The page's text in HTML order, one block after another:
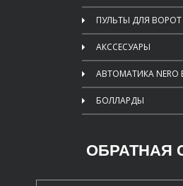
ПУЛЬТЫ ДЛЯ ВОРОТ
АКССЕСУАРЫ
АВТОМАТИКА NERO
БОЛЛАРДЫ
ОБРАТНАЯ